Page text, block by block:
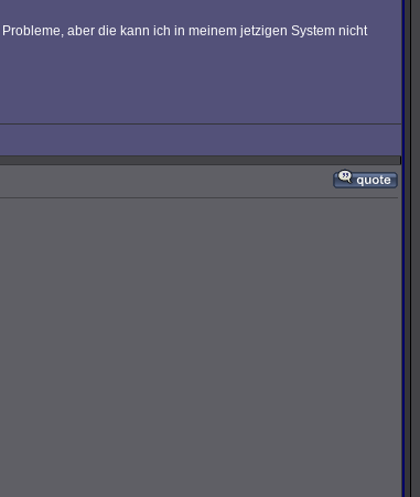
aber die kann ich in meinem jetzigen System nicht